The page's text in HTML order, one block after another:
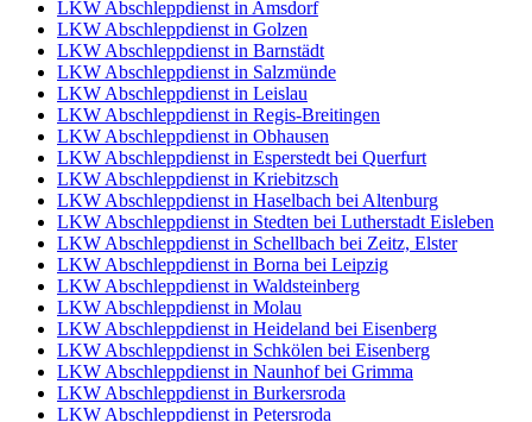
LKW Abschleppdienst in Amsdorf
LKW Abschleppdienst in Golzen
LKW Abschleppdienst in Barnstädt
LKW Abschleppdienst in Salzmünde
LKW Abschleppdienst in Leislau
LKW Abschleppdienst in Regis-Breitingen
LKW Abschleppdienst in Obhausen
LKW Abschleppdienst in Esperstedt bei Querfurt
LKW Abschleppdienst in Kriebitzsch
LKW Abschleppdienst in Haselbach bei Altenburg
LKW Abschleppdienst in Stedten bei Lutherstadt Eisleben
LKW Abschleppdienst in Schellbach bei Zeitz, Elster
LKW Abschleppdienst in Borna bei Leipzig
LKW Abschleppdienst in Waldsteinberg
LKW Abschleppdienst in Molau
LKW Abschleppdienst in Heideland bei Eisenberg
LKW Abschleppdienst in Schkölen bei Eisenberg
LKW Abschleppdienst in Naunhof bei Grimma
LKW Abschleppdienst in Burkersroda
LKW Abschleppdienst in Petersroda